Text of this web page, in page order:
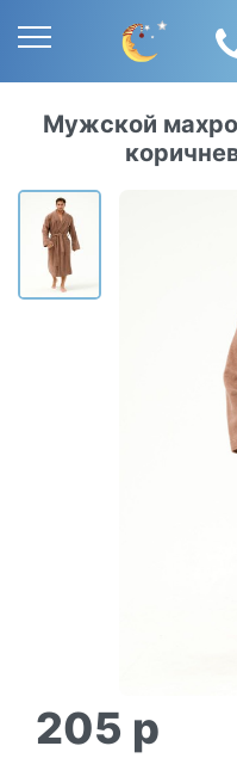
Мужской
205 p